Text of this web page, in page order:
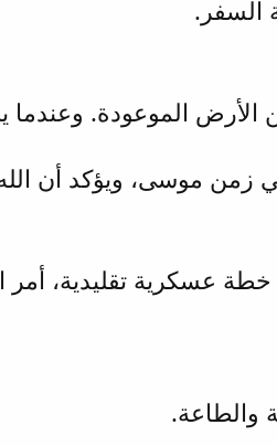
السفر.
الموعودة. وعندما
زمن موسى، ويؤكد أن
خطة عسكرية تقليدية،
والطاعة.